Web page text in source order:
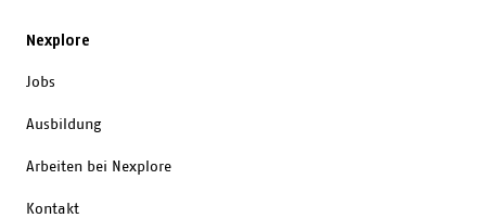
Nexplore
Jobs
Ausbildung
Arbeiten bei Nexplore
Kontakt